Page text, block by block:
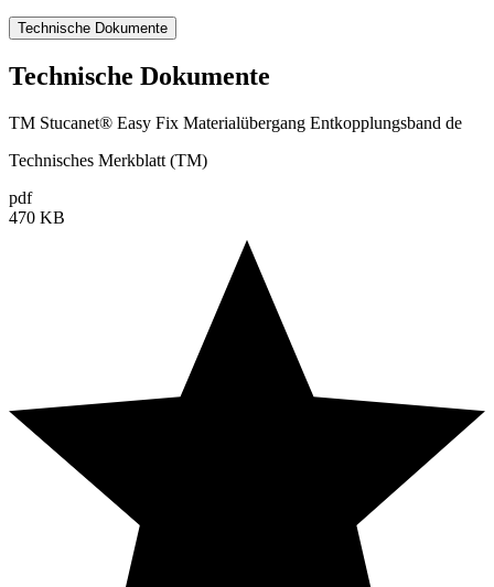
Technische Dokumente
Technische Dokumente
TM Stucanet® Easy Fix Materialübergang Entkopplungsband de
Technisches Merkblatt (TM)
pdf
470 KB